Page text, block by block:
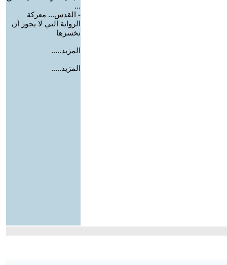
...
- القدس... معركة
الرواية التي لا يجوز أن
نخسرها
المزيد.....
المزيد.....